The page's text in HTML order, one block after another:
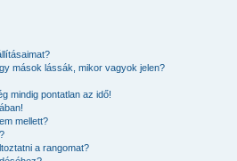
mások lássák, mikor vagyok jelen?
mindig pontatlan az idő!
mellett?
a rangomat?